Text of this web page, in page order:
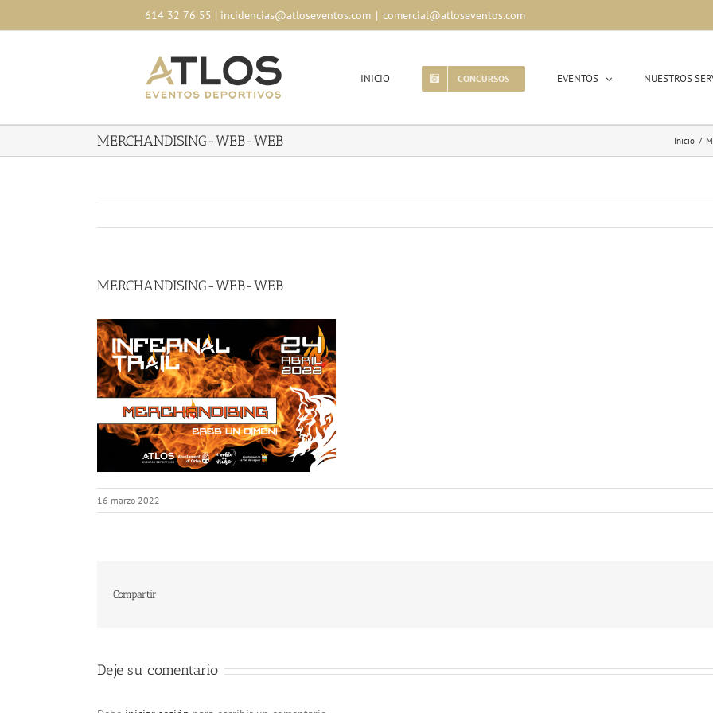
614 32 76 55 | incidencias@atloseventos.com | comercial@atloseventos.com
INICIO CONCURSOS EVENTOS NUESTROS
MERCHANDISING-WEB-WEB Inicio /
MERCHANDISING-WEB-WEB
16 marzo 2022
Compartir
Deje su comentario